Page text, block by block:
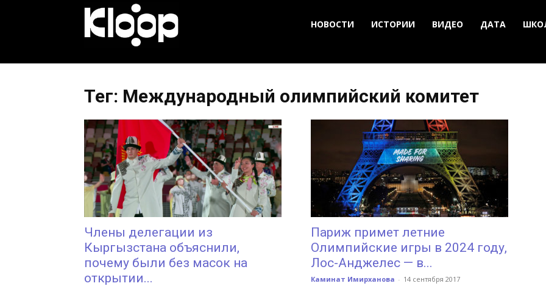
Новости
Кыргызстана
НОВОСТИ ИСТОРИИ ВИДЕО ДАТА
Тег: Международный олимпийский комитет
Члены делегации из
Кыргызстана объяснили,
почему были без масок на
открытии...
Париж примет летние
Олимпийские игры в 2024 году,
Лос-Анджелес — в...
Каминат Имирханова - 14 сентября 2017